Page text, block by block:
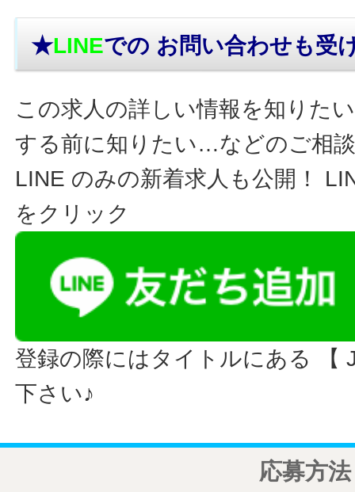
★LINEでの お問い合わせも受
この求人の詳しい情報を知りた
する前に知りたい…などのご相
LINE のみの新着求人も公開！
をクリック
登録の際にはタイトルにある 【
下さい♪
応募方法